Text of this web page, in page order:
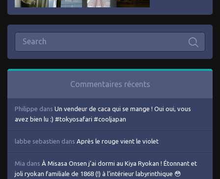
Commentaires récents
Philippe dans Un vendeur de caca qui se mange ! Oui oui, vous
avez bien lu :) #tokyosafari #cooljapan
labbe sebastien dans Après le rouge vient le violet
Mia dans À Misasa Onsen j’ai dormi au Kiya Ryokan ! Étonnant et
joli ryokan familiale de 1868 (!) à l’intérieur labyrinthique 😳